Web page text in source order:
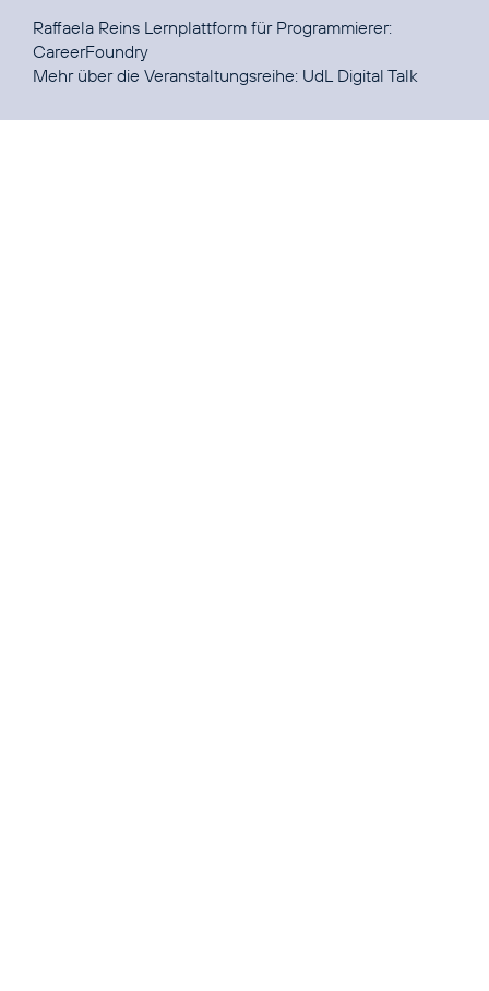
Raffaela Reins Lernplattform für Programmierer:
CareerFoundry
Mehr über die Veranstaltungsreihe: UdL Digital Talk